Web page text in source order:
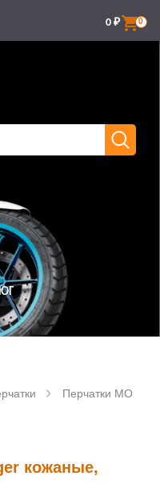
0
0 ₽
Перчатки MOTEQ
кожаные,